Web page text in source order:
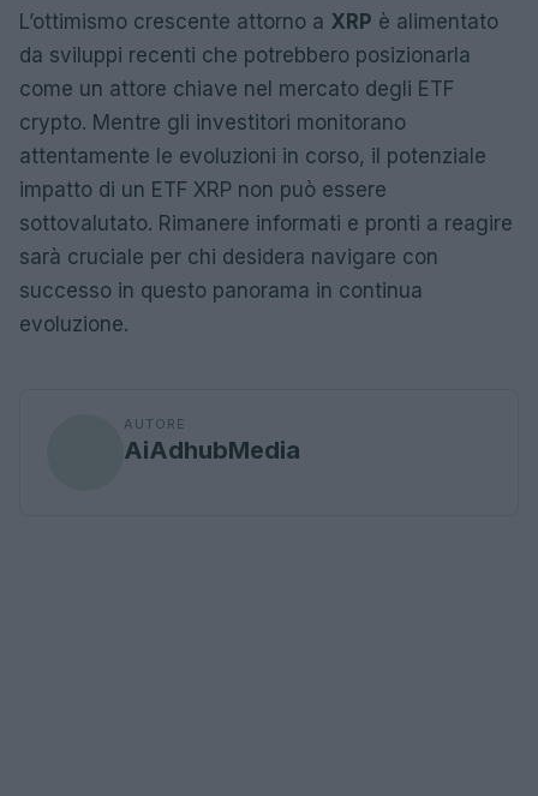
L’ottimismo crescente attorno a XRP è alimentato
da sviluppi recenti che potrebbero posizionarla
come un attore chiave nel mercato degli ETF
crypto. Mentre gli investitori monitorano
attentamente le evoluzioni in corso, il potenziale
impatto di un ETF XRP non può essere
sottovalutato. Rimanere informati e pronti a reagire
sarà cruciale per chi desidera navigare con
successo in questo panorama in continua
evoluzione.
AUTORE
AiAdhubMedia